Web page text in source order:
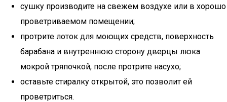
сушку производите на свежем воздухе или в хорошо
проветриваемом помещении;
протрите лоток для моющих средств, поверхность
барабана и внутреннюю сторону дверцы люка
мокрой тряпочкой, после протрите насухо;
оставьте стиралку открытой, это позволит ей
проветриться.